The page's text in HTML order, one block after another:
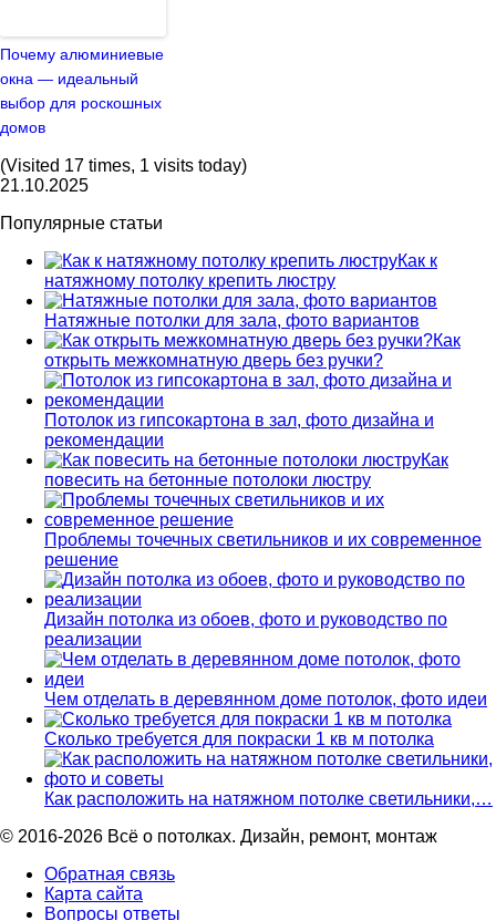
Почему алюминиевые
окна — идеальный
выбор для роскошных
домов
(Visited 17 times, 1 visits today)
21.10.2025
Популярные статьи
Как к
натяжному потолку крепить люстру
Натяжные потолки для зала, фото вариантов
Как
открыть межкомнатную дверь без ручки?
Потолок из гипсокартона в зал, фото дизайна и
рекомендации
Как
повесить на бетонные потолоки люстру
Проблемы точечных светильников и их современное
решение
Дизайн потолка из обоев, фото и руководство по
реализации
Чем отделать в деревянном доме потолок, фото идеи
Сколько требуется для покраски 1 кв м потолка
Как расположить на натяжном потолке светильники,…
© 2016-2026 Всё о потолках. Дизайн, ремонт, монтаж
Обратная связь
Карта сайта
Вопросы ответы